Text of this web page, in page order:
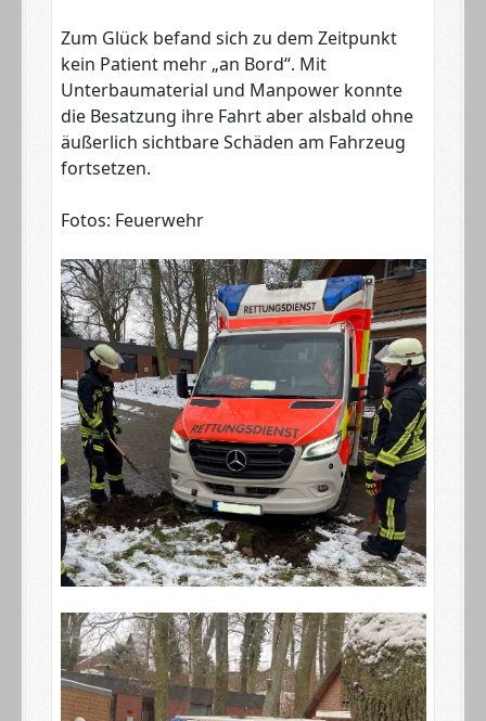
Zum Glück befand sich zu dem Zeitpunkt
kein Patient mehr „an Bord“. Mit
Unterbaumaterial und Manpower konnte
die Besatzung ihre Fahrt aber alsbald ohne
äußerlich sichtbare Schäden am Fahrzeug
fortsetzen.
Fotos: Feuerwehr